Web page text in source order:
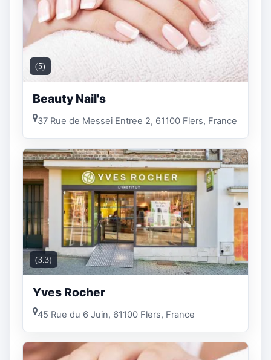
(5)
Beauty Nail's
37 Rue de Messei Entree 2, 61100 Flers, France
(3.3)
Yves Rocher
45 Rue du 6 Juin, 61100 Flers, France